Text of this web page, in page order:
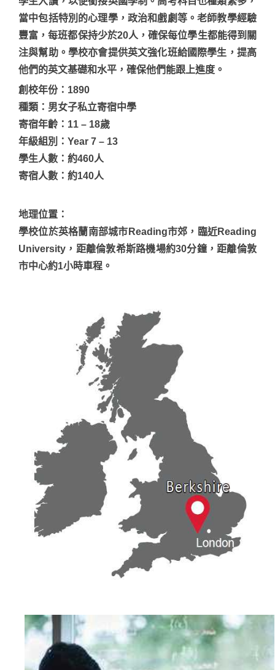
當中包括特別的心理學，政治和戲劇等。老師教學經驗
豐富，每班都保持少於20人，確保每位學生都能得到關
注與幫助。學校亦會提供英文強化班給國際學生，提高
他們的英文基礎和水平，確保他們能跟上進度。
創校年份：1890
種類：男女子私立寄宿中學
寄宿年齡：11 – 18歲
年級組別：Year 7 – 13
學生人數：約460人
寄宿人數：約140人
地理位置 ：
學校位於英格蘭南部城市Reading市郊，臨近Reading
University，距離倫敦希斯路機場約30分鐘，距離倫敦
市中心約1小時車程。